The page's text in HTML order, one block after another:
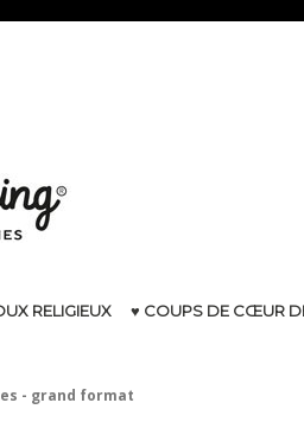
RELIGIEUX ♥ COUPS DE CŒUR
- grand format